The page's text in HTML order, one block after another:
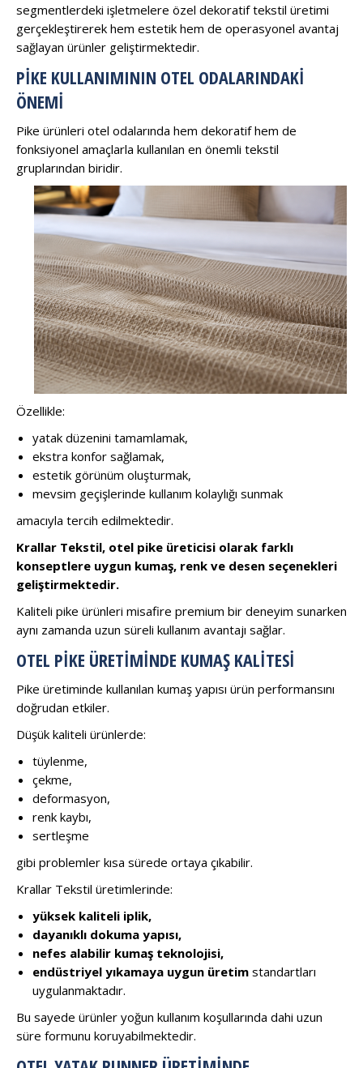
segmentlerdeki işletmelere özel dekoratif tekstil üretimi
gerçekleştirerek hem estetik hem de operasyonel avantaj
sağlayan ürünler geliştirmektedir.
PIKE KULLANIMININ OTEL ODALARINDAKI
ÖNEMI
Pike ürünleri otel odalarında hem dekoratif hem de
fonksiyonel amaçlarla kullanılan en önemli tekstil
gruplarından biridir.
Özellikle:
yatak düzenini tamamlamak,
ekstra konfor sağlamak,
estetik görünüm oluşturmak,
mevsim geçişlerinde kullanım kolaylığı sunmak
amacıyla tercih edilmektedir.
Krallar Tekstil, otel pike üreticisi olarak farklı
konseptlere uygun kumaş, renk ve desen seçenekleri
geliştirmektedir.
Kaliteli pike ürünleri misafire premium bir deneyim sunarken
aynı zamanda uzun süreli kullanım avantajı sağlar.
OTEL PIKE ÜRETIMINDE KUMAŞ KALITESI
Pike üretiminde kullanılan kumaş yapısı ürün performansını
doğrudan etkiler.
Düşük kaliteli ürünlerde:
tüylenme,
çekme,
deformasyon,
renk kaybı,
sertleşme
gibi problemler kısa sürede ortaya çıkabilir.
Krallar Tekstil üretimlerinde:
yüksek kaliteli iplik,
dayanıklı dokuma yapısı,
nefes alabilir kumaş teknolojisi,
endüstriyel yıkamaya uygun üretim standartları
uygulanmaktadır.
Bu sayede ürünler yoğun kullanım koşullarında dahi uzun
süre formunu koruyabilmektedir.